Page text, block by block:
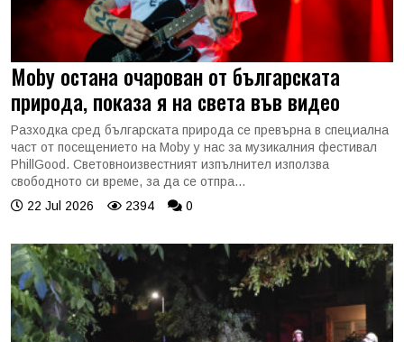
Moby остана очарован от българската
природа, показа я на света във видео
Разходка сред българската природа се превърна в специална
част от посещението на Moby у нас за музикалния фестивал
PhillGood. Световноизвестният изпълнител използва
свободното си време, за да се отпра...
22 Jul 2026
2394 0